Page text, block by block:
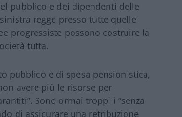
pubblico e dei dipendenti delle
regge presso tutte quelle
progressiste possono costruire la
tutta.
pubblico e di spesa pensionistica,
avere più le risorse per
Sono ormai troppi i “senza
di assicurare una retribuzione